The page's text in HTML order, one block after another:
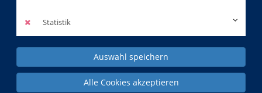
Statistik
Auswahl speichern
Alle Cookies akzeptieren
Auch unser Dozent Daniel Kiehnel möchte uns den
Winter kulinarisch verschönern! Der SWR 4 hat den vhs-